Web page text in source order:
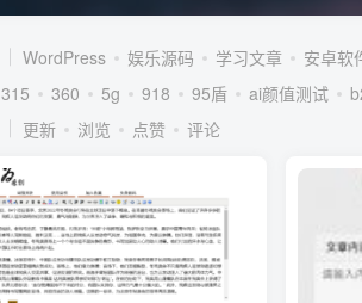
WordPress 娱乐源码 学习文章
安卓软
315 360 5g 918 95盾 ai颜值测试
更新 浏览 点赞 评论